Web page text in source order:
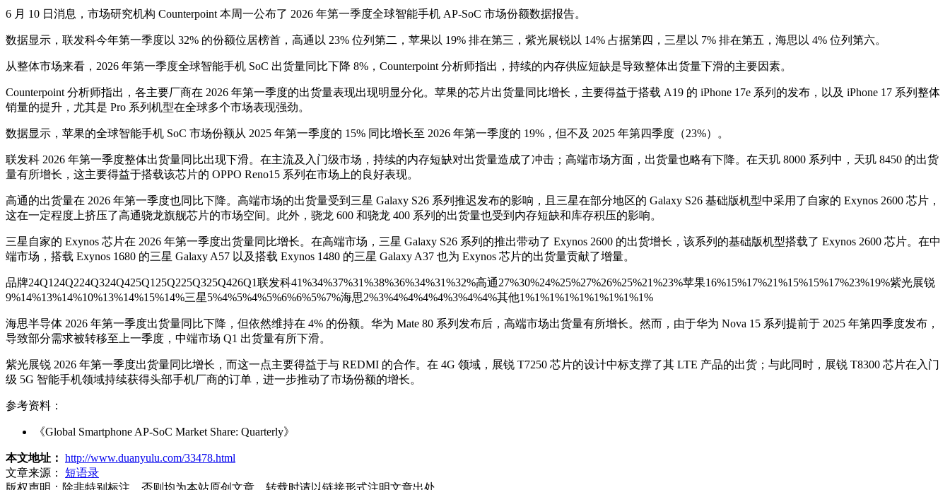
6 月 10 日消息，市场研究机构 Counterpoint 本周一公布了 2026 年第一季度全球智能手机 AP-SoC 市场份额数据报告。
数据显示，联发科今年第一季度以 32% 的份额位居榜首，高通以 23% 位列第二，苹果以 19% 排在第三，紫光展锐以 14% 占据第四，三星以 7% 排在第五，海思以 4% 位列第六。
从整体市场来看，2026 年第一季度全球智能手机 SoC 出货量同比下降 8%，Counterpoint 分析师指出，持续的内存供应短缺是导致整体出货量下滑的主要因素。
Counterpoint 分析师指出，各主要厂商在 2026 年第一季度的出货量表现出现明显分化。苹果的芯片出货量同比增长，主要得益于搭载 A19 的 iPhone 17e 系列的发布，以及 iPhone 17 系列整体
销量的提升，尤其是 Pro 系列机型在全球多个市场表现强劲。
数据显示，苹果的全球智能手机 SoC 市场份额从 2025 年第一季度的 15% 同比增长至 2026 年第一季度的 19%，但不及 2025 年第四季度（23%）。
联发科 2026 年第一季度整体出货量同比出现下滑。在主流及入门级市场，持续的内存短缺对出货量造成了冲击；高端市场方面，出货量也略有下降。在天玑 8000 系列中，天玑 8450 的出货
量有所增长，这主要得益于搭载该芯片的 OPPO Reno15 系列在市场上的良好表现。
高通的出货量在 2026 年第一季度也同比下降。高端市场的出货量受到三星 Galaxy S26 系列推迟发布的影响，且三星在部分地区的 Galaxy S26 基础版机型中采用了自家的 Exynos 2600 芯片，
这在一定程度上挤压了高通骁龙旗舰芯片的市场空间。此外，骁龙 600 和骁龙 400 系列的出货量也受到内存短缺和库存积压的影响。
三星自家的 Exynos 芯片在 2026 年第一季度出货量同比增长。在高端市场，三星 Galaxy S26 系列的推出带动了 Exynos 2600 的出货增长，该系列的基础版机型搭载了 Exynos 2600 芯片。在中
端市场，搭载 Exynos 1680 的三星 Galaxy A57 以及搭载 Exynos 1480 的三星 Galaxy A37 也为 Exynos 芯片的出货量贡献了增量。
品牌24Q124Q224Q324Q425Q125Q225Q325Q426Q1联发科41%34%37%31%38%36%34%31%32%高通27%30%24%25%27%26%25%21%23%苹果16%15%17%21%15%15%17%23%19%紫光展锐
9%14%13%14%10%13%14%15%14%三星5%4%5%4%5%6%6%5%7%海思2%3%4%4%4%4%3%4%4%其他1%1%1%1%1%1%1%1%1%
海思半导体 2026 年第一季度出货量同比下降，但依然维持在 4% 的份额。华为 Mate 80 系列发布后，高端市场出货量有所增长。然而，由于华为 Nova 15 系列提前于 2025 年第四季度发布，
导致部分需求被转移至上一季度，中端市场 Q1 出货量有所下滑。
紫光展锐 2026 年第一季度出货量同比增长，而这一点主要得益于与 REDMI 的合作。在 4G 领域，展锐 T7250 芯片的设计中标支撑了其 LTE 产品的出货；与此同时，展锐 T8300 芯片在入门
级 5G 智能手机领域持续获得头部手机厂商的订单，进一步推动了市场份额的增长。
参考资料：
《Global Smartphone AP-SoC Market Share: Quarterly》
本文地址： http://www.duanyulu.com/33478.html
文章来源：
短语录
版权声明： 除非特别标注，否则均为本站原创文章，转载时请以链接形式注明文章出处。